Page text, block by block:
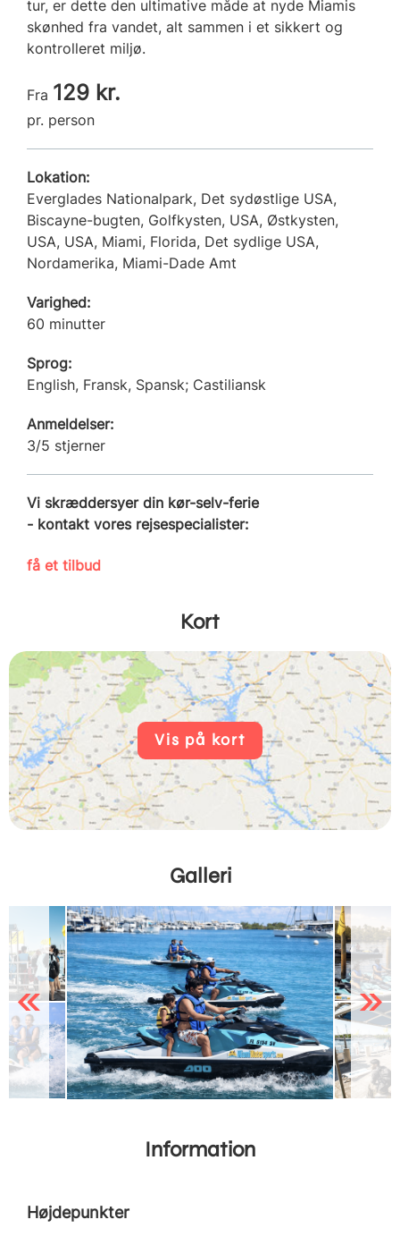
tur, er dette den ultimative måde at nyde Miamis
skønhed fra vandet, alt sammen i et sikkert og
kontrolleret miljø.
Fra 129 kr.
pr. person
Lokation:
Everglades Nationalpark, Det sydøstlige USA,
Biscayne-bugten, Golfkysten, USA, Østkysten,
USA, USA, Miami, Florida, Det sydlige USA,
Nordamerika, Miami-Dade Amt
Varighed:
60 minutter
Sprog:
English, Fransk, Spansk; Castiliansk
Anmeldelser:
3/5 stjerner
Vi skræddersyer din kør-selv-ferie
- kontakt vores rejsespecialister:
få et tilbud
Kort
Vis på kort
Galleri
Previous Next
Information
Højdepunkter